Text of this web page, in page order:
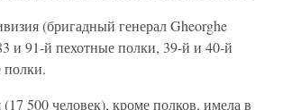
(бригадный генерал Gheorghe
и 91-й пехотные полки, 39-й и 40-й
полки.
500 человек), кроме полков, имела в